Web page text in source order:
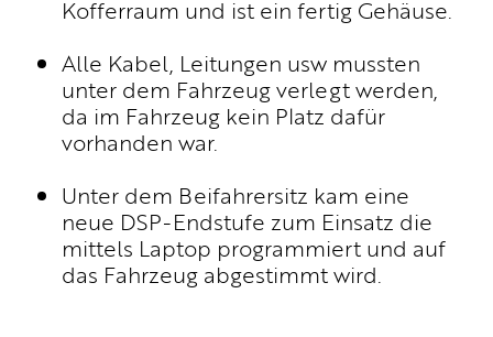
Kofferraum und ist ein fertig Gehäuse.
Alle Kabel, Leitungen usw mussten
unter dem Fahrzeug verlegt werden,
da im Fahrzeug kein Platz dafür
vorhanden war.
Unter dem Beifahrersitz kam eine
neue DSP-Endstufe zum Einsatz die
mittels Laptop programmiert und auf
das Fahrzeug abgestimmt wird.